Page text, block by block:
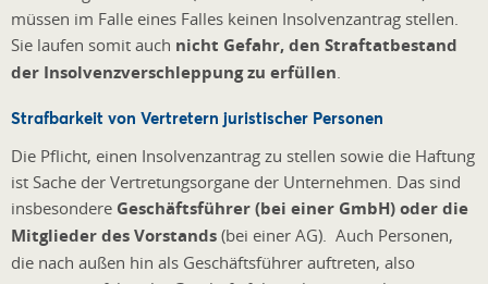
müssen im Falle eines Falles keinen Insolvenzantrag stellen.
Sie laufen somit auch nicht Gefahr, den Straftatbestand
der Insolvenzverschleppung zu erfüllen.
Strafbarkeit von Vertretern juristischer Personen
Die Pflicht, einen Insolvenzantrag zu stellen sowie die Haftung
ist Sache der Vertretungsorgane der Unternehmen. Das sind
insbesondere Geschäftsführer (bei einer GmbH) oder die
Mitglieder des Vorstands (bei einer AG). Auch Personen,
die nach außen hin als Geschäftsführer auftreten, also